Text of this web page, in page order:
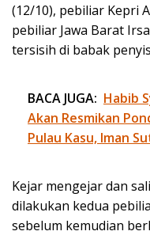
(12/10), pebiliar Kepri
pebiliar Jawa Barat
tersisih di babak
BACA JUGA: Habib
Akan Resmikan
Pulau Kasu, Iman
Kejar mengejar dan
dilakukan kedua
sebelum kemudian